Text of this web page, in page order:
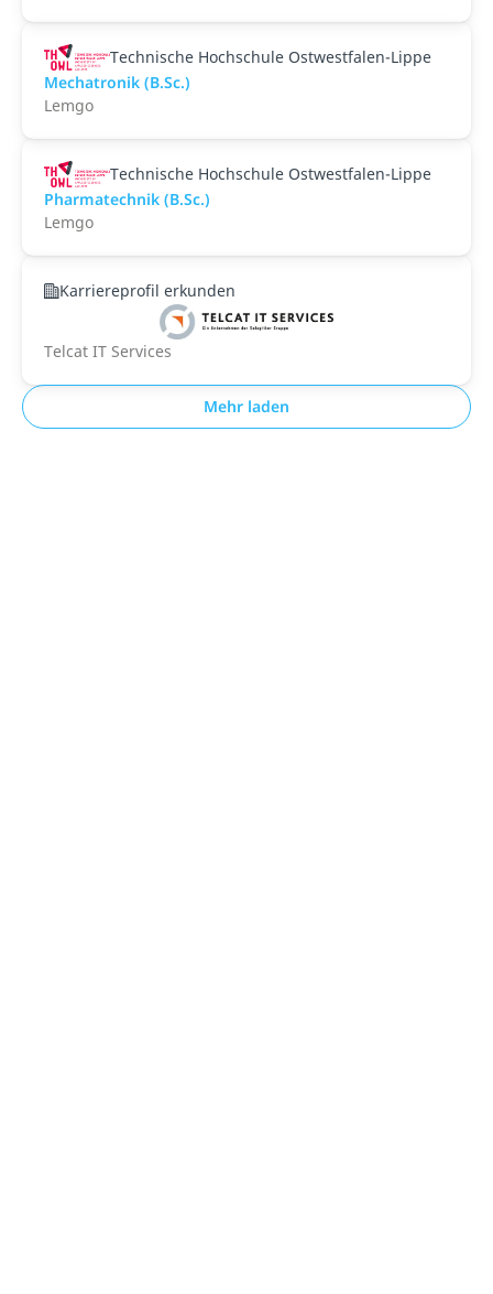
Technische Hochschule Ostwestfalen-Lippe
Mechatronik (B.Sc.)
Lemgo
Technische Hochschule Ostwestfalen-Lippe
Pharmatechnik (B.Sc.)
Lemgo
Karriereprofil erkunden
Telcat IT Services
Mehr laden